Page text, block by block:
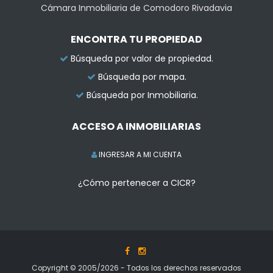
Cámara Inmobiliaria de Comodoro Rivadavia
ENCONTRA TU PROPIEDAD
Búsqueda por valor de propiedad.
Búsqueda por mapa.
Búsqueda por Inmobiliaria.
ACCESO A INMOBILIARIAS
INGRESAR A MI CUENTA
¿Cómo pertenecer a CICR?
Copyright © 2005/2026 - Todos los derechos reservados